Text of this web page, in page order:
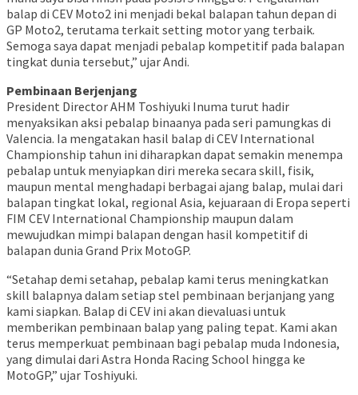
balap di CEV Moto2 ini menjadi bekal balapan tahun depan di
GP Moto2, terutama terkait setting motor yang terbaik.
Semoga saya dapat menjadi pebalap kompetitif pada balapan
tingkat dunia tersebut,” ujar Andi.
Pembinaan Berjenjang
President Director AHM Toshiyuki Inuma turut hadir
menyaksikan aksi pebalap binaanya pada seri pamungkas di
Valencia. Ia mengatakan hasil balap di CEV International
Championship tahun ini diharapkan dapat semakin menempa
pebalap untuk menyiapkan diri mereka secara skill, fisik,
maupun mental menghadapi berbagai ajang balap, mulai dari
balapan tingkat lokal, regional Asia, kejuaraan di Eropa seperti
FIM CEV International Championship maupun dalam
mewujudkan mimpi balapan dengan hasil kompetitif di
balapan dunia Grand Prix MotoGP.
“Setahap demi setahap, pebalap kami terus meningkatkan
skill balapnya dalam setiap stel pembinaan berjanjang yang
kami siapkan. Balap di CEV ini akan dievaluasi untuk
memberikan pembinaan balap yang paling tepat. Kami akan
terus memperkuat pembinaan bagi pebalap muda Indonesia,
yang dimulai dari Astra Honda Racing School hingga ke
MotoGP,” ujar Toshiyuki.